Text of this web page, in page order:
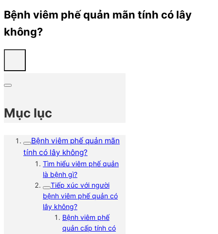
Bệnh viêm phế quản mãn tính có lây
không?
Mục lục
Bệnh viêm phế quản mãn
tính có lây không?
Tìm hiểu viêm phế quản
là bệnh gì?
Tiếp xúc với người
bệnh viêm phế quản có
lây không?
Bệnh viêm phế
quản cấp tính có